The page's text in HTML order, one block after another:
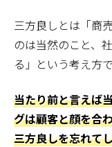
三方良しとは「商
のは当然のこと、
る」という考え方で
当たり前と言えば
グは顧客と顔を合
三方良しを忘れて